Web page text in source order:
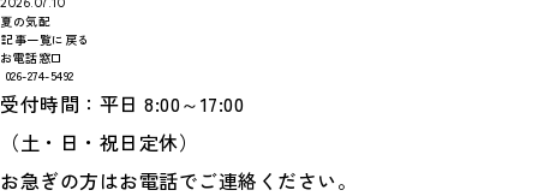
夏の気配
記事一覧に戻る
お電話窓口
026-274-5492
受付時間：平日 8:00～17:00
（土・日・祝日定休）
お急ぎの方はお電話でご連絡ください。